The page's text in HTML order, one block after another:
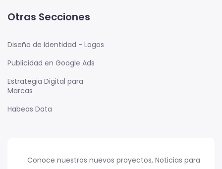
Otras Secciones
Diseño de Identidad - Logos
Publicidad en Google Ads
Estrategia Digital para
Marcas
Habeas Data
Conoce nuestros nuevos proyectos, Noticias para